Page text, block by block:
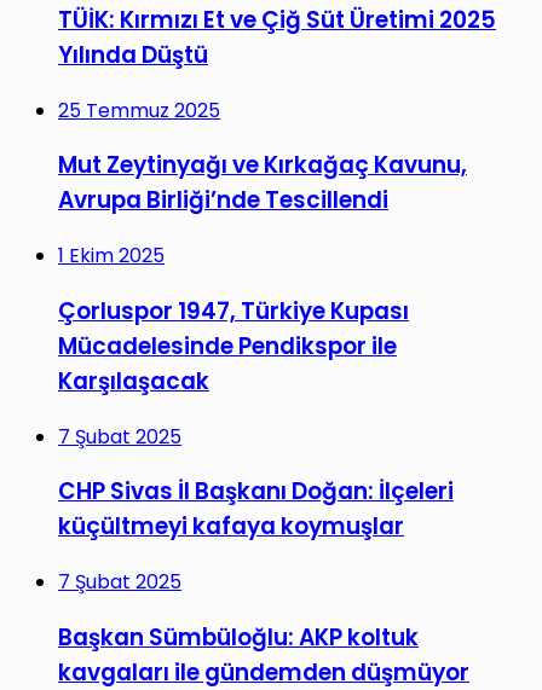
TÜİK: Kırmızı Et ve Çiğ Süt Üretimi 2025
Yılında Düştü
25 Temmuz 2025
Mut Zeytinyağı ve Kırkağaç Kavunu,
Avrupa Birliği’nde Tescillendi
1 Ekim 2025
Çorluspor 1947, Türkiye Kupası
Mücadelesinde Pendikspor ile
Karşılaşacak
7 Şubat 2025
CHP Sivas İl Başkanı Doğan: İlçeleri
küçültmeyi kafaya koymuşlar
7 Şubat 2025
Başkan Sümbüloğlu: AKP koltuk
kavgaları ile gündemden düşmüyor